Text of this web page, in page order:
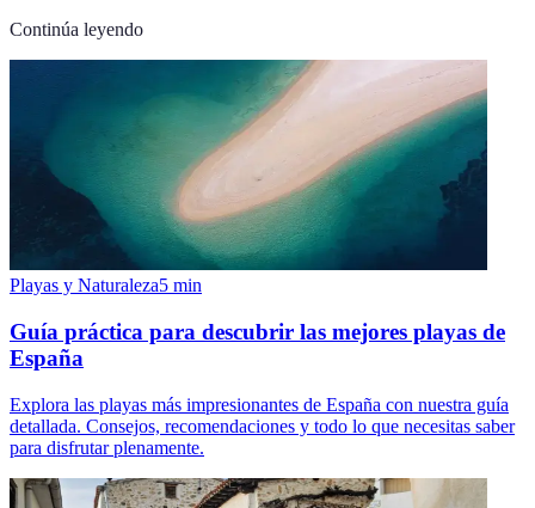
Continúa leyendo
Playas y Naturaleza5 min
Guía práctica para descubrir las mejores playas de
España
Explora las playas más impresionantes de España con nuestra guía
detallada. Consejos, recomendaciones y todo lo que necesitas saber
para disfrutar plenamente.